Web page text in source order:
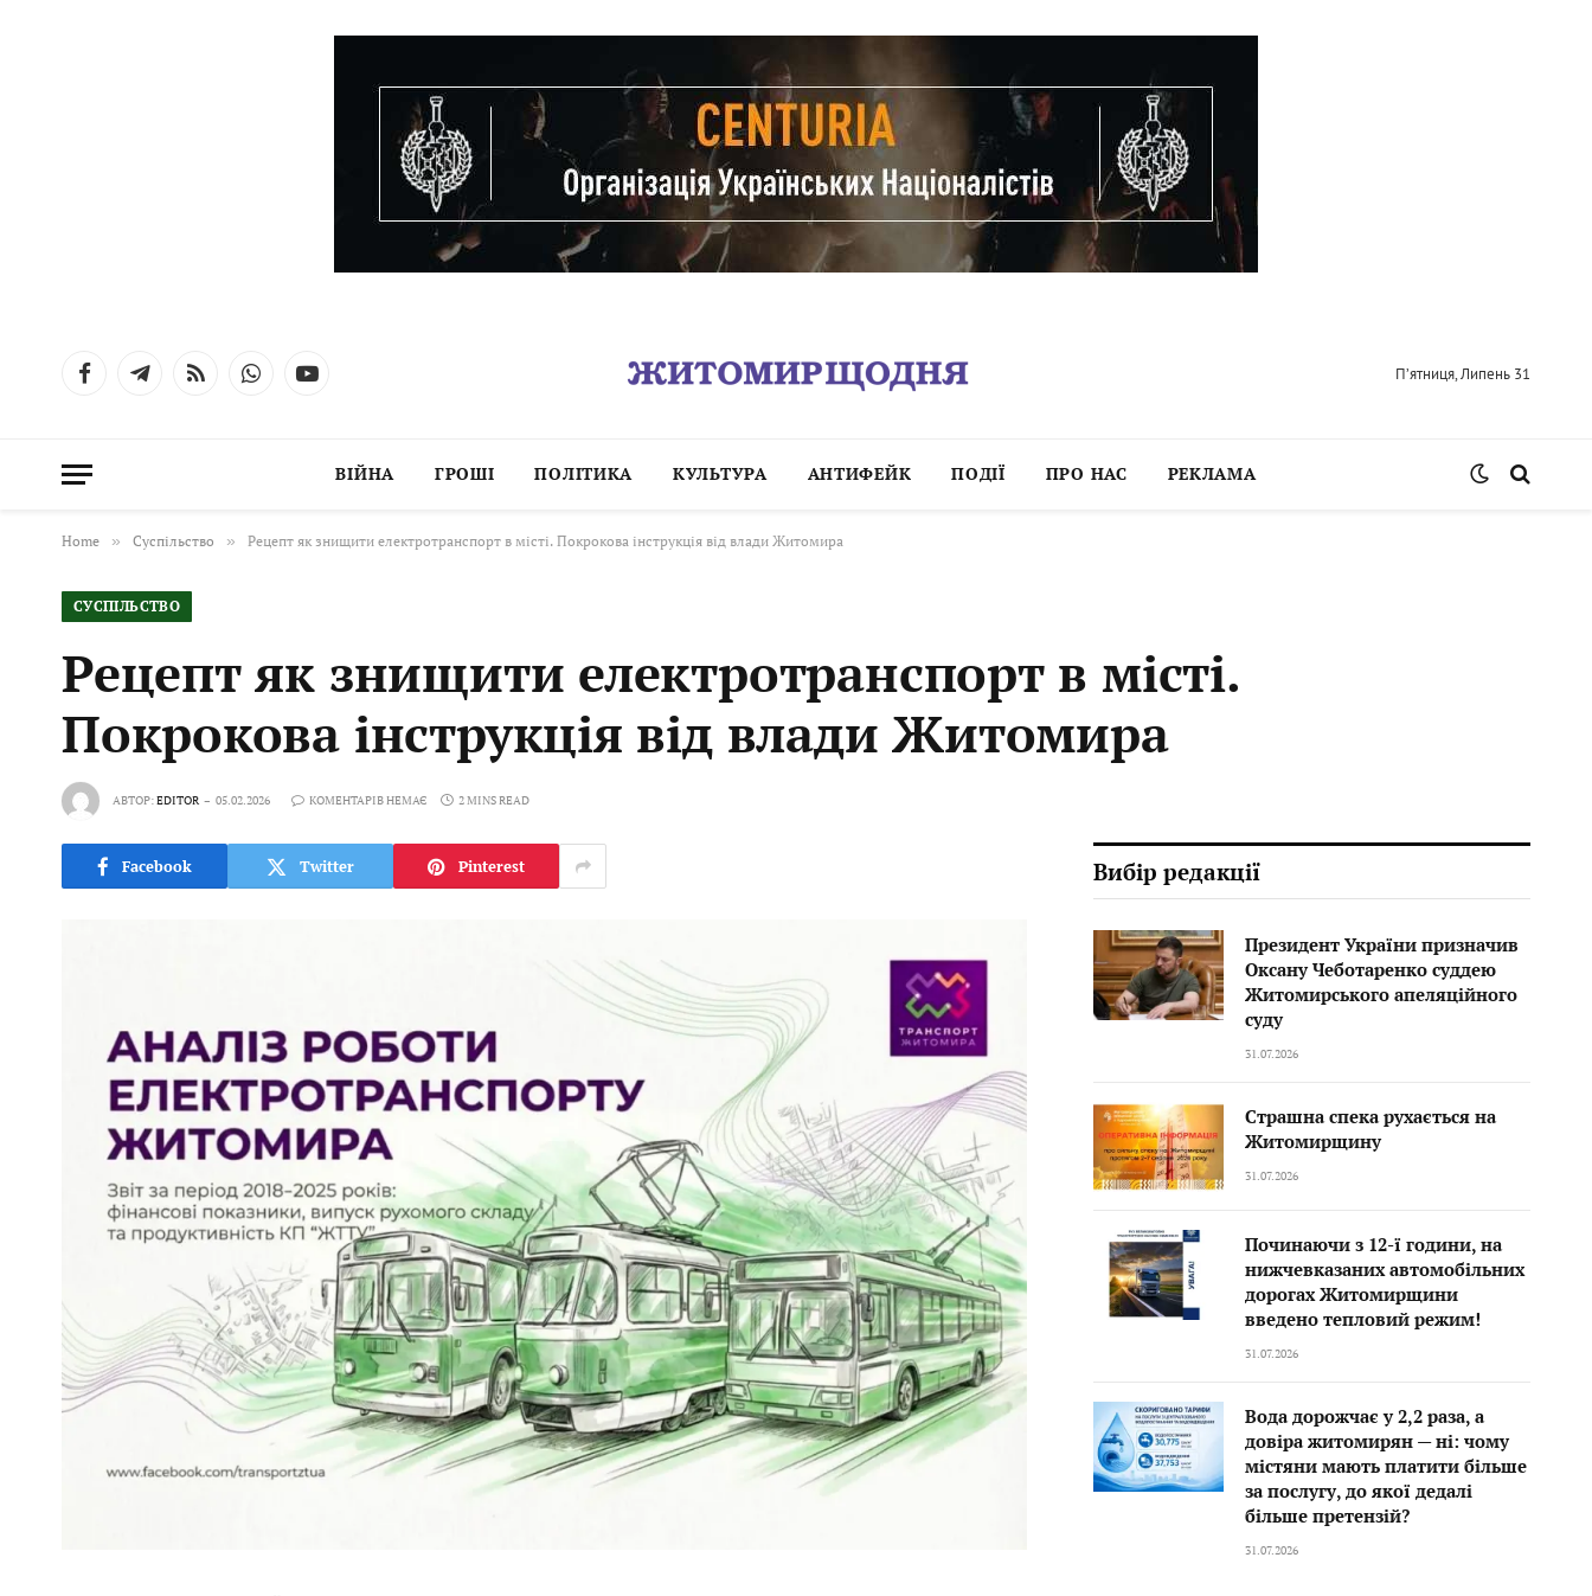
FacebookTelegramRSS WhatsAppYouTube П’ятниця, Липень 31
ВІЙНА ГРОШІ ПОЛІТИКА КУЛЬТУРА АНТИФЕЙК ПОДІЇ ПРО НАС РЕКЛАМА
Home » Суспільство » Рецепт як знищити електротранспорт в місті. Покрокова інструкція від влади Житомира
СУСПІЛЬСТВО
Рецепт як знищити електротранспорт в місті.
Покрокова інструкція від влади Житомира
АВТОР:EDITOR 05.02.2026 КОМЕНТАРІВ НЕМАЄ 2 MINS READ
Facebook Twitter Pinterest Вибір редакції
Президент України призначив
Оксану Чеботаренко суддею
Житомирського апеляційного
суду
31.07.2026
Страшна спека рухається на
Житомирщину
31.07.2026
Починаючи з 12-ї години, на
нижчевказаних автомобільних
дорогах Житомирщини
введено тепловий режим!
31.07.2026
Вода дорожчає у 2,2 раза, а
довіра житомирян — ні: чому
містяни мають платити більше
за послугу, до якої дедалі
більше претензій?
31.07.2026